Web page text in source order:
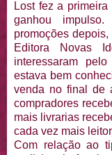
Lost fez a
ganhou
promoções
Editora Novas
interessaram
estava bem
venda no final de
compradores
mais livrarias
cada vez mais
Com relação ao